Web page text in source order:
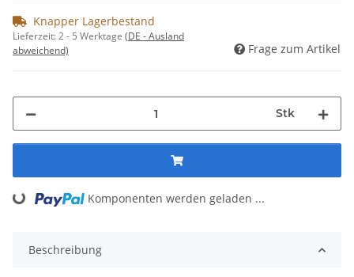
Knapper Lagerbestand
Lieferzeit:2 - 5 Werktage (DE - Ausland
abweichend)
Frage zum Artikel
Stk
Loading... Komponenten werden geladen ...
Beschreibung